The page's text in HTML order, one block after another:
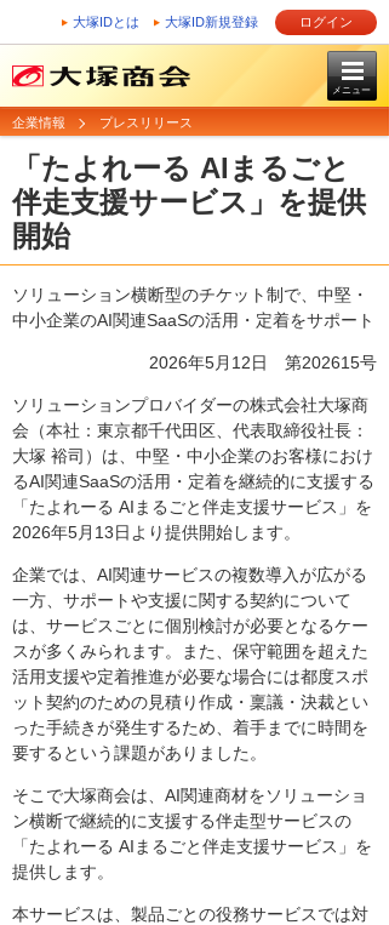
大塚IDとは 大塚ID新規登録 ログイン
メニュー
企業情報 プレスリリース
「たよれーる AIまるごと
伴走支援サービス」を提供
開始
ソリューション横断型のチケット制で、中堅・
中小企業のAI関連SaaSの活用・定着をサポート
2026年5月12日 第202615号
ソリューションプロバイダーの株式会社大塚商
会（本社：東京都千代田区、代表取締役社長：
大塚 裕司）は、中堅・中小企業のお客様におけ
るAI関連SaaSの活用・定着を継続的に支援する
「たよれーる AIまるごと伴走支援サービス」を
2026年5月13日より提供開始します。
企業では、AI関連サービスの複数導入が広がる
一方、サポートや支援に関する契約について
は、サービスごとに個別検討が必要となるケー
スが多くみられます。また、保守範囲を超えた
活用支援や定着推進が必要な場合には都度スポ
ット契約のための見積り作成・稟議・決裁とい
った手続きが発生するため、着手までに時間を
要するという課題がありました。
そこで大塚商会は、AI関連商材をソリューショ
ン横断で継続的に支援する伴走型サービスの
「たよれーる AIまるごと伴走支援サービス」を
提供します。
本サービスは、製品ごとの役務サービスでは対